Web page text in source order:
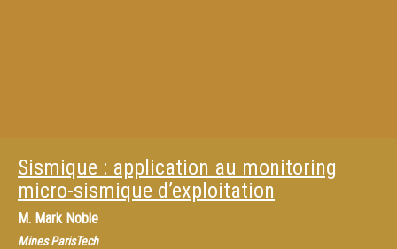
Sismique : application au monitoring
micro-sismique d’exploitation
M. Mark Noble
Mines ParisTech